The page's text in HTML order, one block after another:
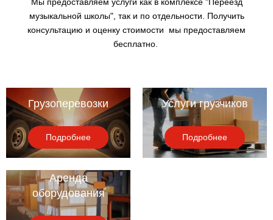
музыкальной школы", так и по отдельности. Получить
консультацию и оценку стоимости мы предоставляем
бесплатно.
Грузоперевозки
Подробнее
Услуги грузчиков
Подробнее
Аренда
оборудования